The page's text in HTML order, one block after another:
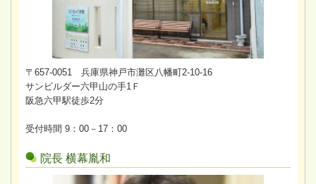
〒657-0051 兵庫県神戸市灘区八幡町2-10-16
サンビルダー六甲山の手1Ｆ
阪急六甲駅徒歩2分
受付時間 9：00－17：00
院長 横幕胤和